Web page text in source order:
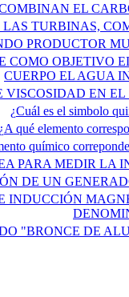
EL
TURBINAS,
PRODUCTOR
COMO OBJETIVO
CUERPO EL AGUA
VISCOSIDAD EN
¿Cuál es el simbolo
¿A qué elemento
químico
PARA MEDIR LA
DE UN
INDUCCIÓN
"BRONCE DE